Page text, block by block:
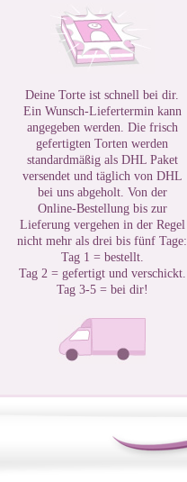
Deine Torte ist schnell bei dir.
Ein Wunsch-Liefertermin kann
angegeben werden. Die frisch
gefertigten Torten werden
standardmäßig als DHL Paket
versendet und täglich von DHL
bei uns abgeholt. Von der
Online-Bestellung bis zur
Lieferung vergehen in der Regel
nicht mehr als drei bis fünf Tage:
Tag 1 = bestellt.
Tag 2 = gefertigt und verschickt.
Tag 3-5 = bei dir!